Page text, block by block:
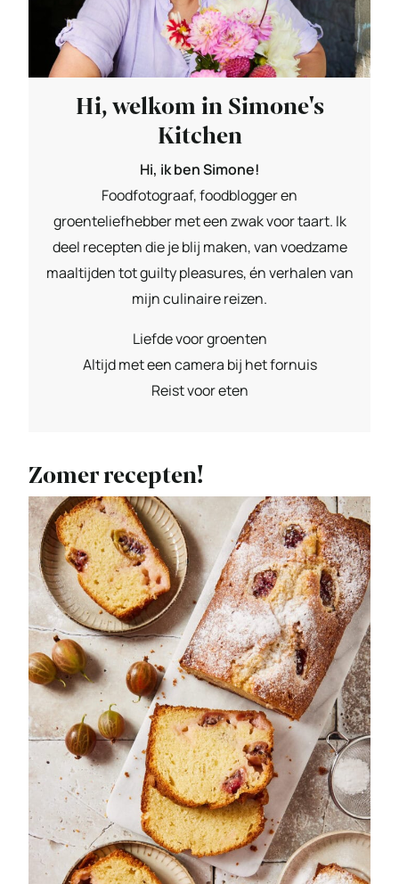
Hi, welkom in Simone's
Kitchen
Hi, ik ben Simone!
Foodfotograaf, foodblogger en
groenteliefhebber met een zwak voor taart. Ik
deel recepten die je blij maken, van voedzame
maaltijden tot guilty pleasures, én verhalen van
mijn culinaire reizen.
Liefde voor groenten
Altijd met een camera bij het fornuis
Reist voor eten
Zomer recepten!